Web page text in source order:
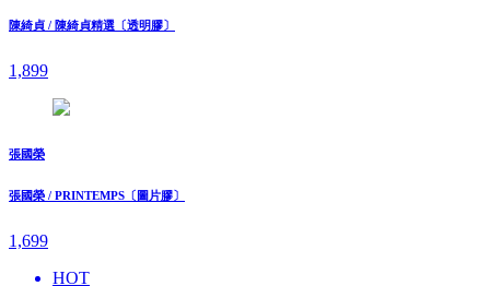
陳綺貞 / 陳綺貞精選〔透明膠〕
1,899
張國榮
張國榮 / PRINTEMPS〔圖片膠〕
1,699
HOT